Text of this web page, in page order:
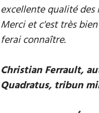
excellente qualité des
Merci et c'est très
ferai connaître.
Christian Ferrault,
Quadratus, tribun